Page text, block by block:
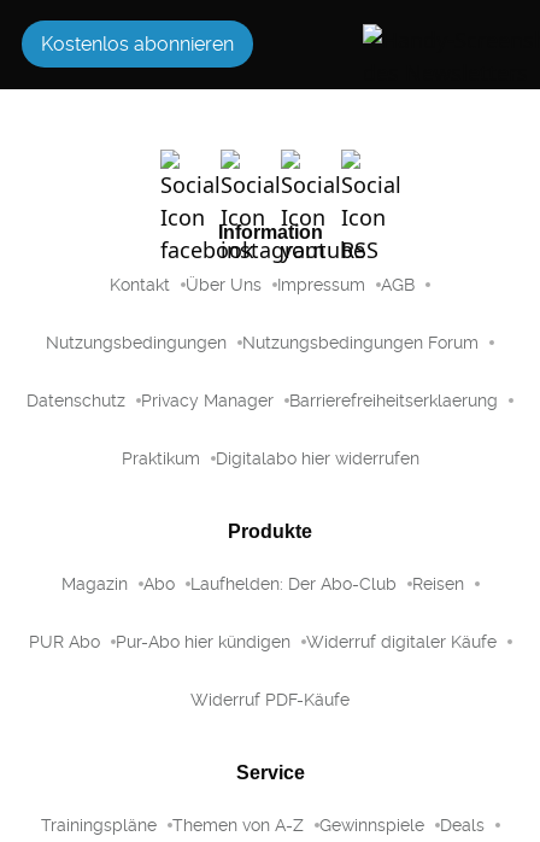
Kostenlos abonnieren
Information
Kontakt Über Uns Impressum AGB
Nutzungsbedingungen Nutzungsbedingungen Forum
Datenschutz Privacy Manager Barrierefreiheitserklaerung
Praktikum Digitalabo hier widerrufen
Produkte
Magazin Abo Laufhelden: Der Abo-Club Reisen
PUR Abo Pur-Abo hier kündigen Widerruf digitaler Käufe
Widerruf PDF-Käufe
Service
Trainingspläne Themen von A-Z Gewinnspiele Deals